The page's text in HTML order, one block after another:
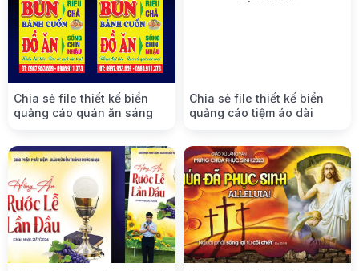
Chia sẻ file thiết kế biển
quảng cáo quán ăn sáng
Chia sẻ file thiết kế biển
quảng cáo tiệm áo dài